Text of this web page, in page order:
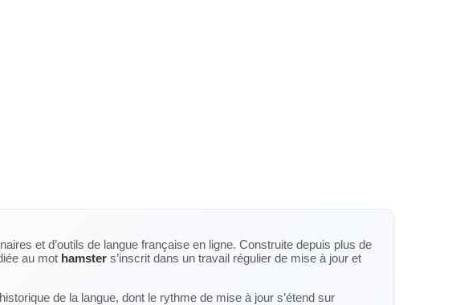
et d’outils de langue française en ligne. Construite depuis plus de
au mot hamster s’inscrit dans un travail régulier de mise à jour et
de la langue, dont le rythme de mise à jour s’étend sur